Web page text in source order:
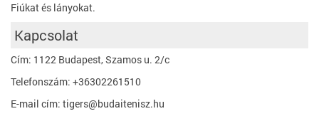
Fiúkat és lányokat.
Kapcsolat
Cím: 1122 Budapest, Szamos u. 2/c
Telefonszám: +36302261510
E-mail cím: tigers@budaitenisz.hu